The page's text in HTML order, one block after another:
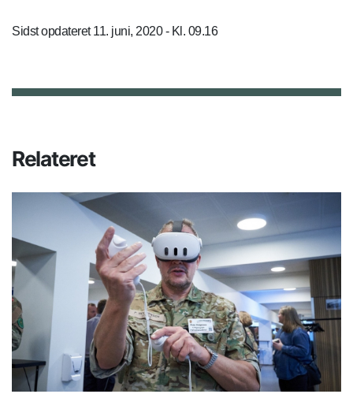
Sidst opdateret 11. juni, 2020 - Kl. 09.16
Relateret